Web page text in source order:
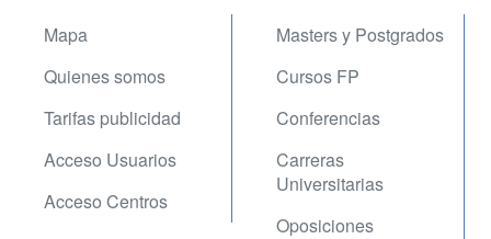
Mapa
Quienes somos
Tarifas publicidad
Acceso Usuarios
Acceso Centros
Masters y Postgrados
Cursos FP
Conferencias
Carreras
Universitarias
Oposiciones